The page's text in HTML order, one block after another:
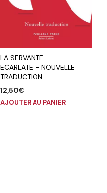
LA SERVANTE
ECARLATE – NOUVELLE
TRADUCTION
12,50€
AJOUTER AU PANIER